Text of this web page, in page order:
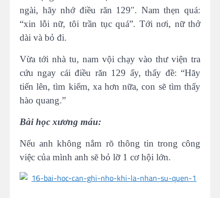
ngài, hãy nhớ điều răn 129″. Nam thẹn quá:
“xin lỗi nữ, tôi trần tục quá”. Tới nơi, nữ thở
dài và bỏ đi.
Vừa tới nhà tu, nam vội chạy vào thư viện tra
cứu ngay cái điều răn 129 ấy, thấy đề: “Hãy
tiến lên, tìm kiếm, xa hơn nữa, con sẽ tìm thấy
hào quang.”
Bài học xương máu:
Nếu anh không nắm rõ thông tin trong công
việc của mình anh sẽ bỏ lỡ 1 cơ hội lớn.